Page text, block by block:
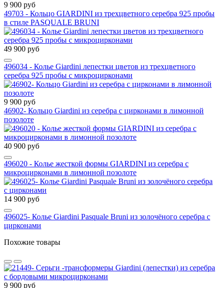
9 900 руб
49703 - Кольцо GIARDINI из трехцветного серебра 925 пробы
в стиле PASQUALE BRUNI
49 900 руб
496034 - Колье Giardini лепестки цветов из трехцветного
серебра 925 пробы с микроцирконами
9 900 руб
46902- Кольцо Giardini из серебра с цирконами в лимонной
позолоте
40 900 руб
496020 - Колье жесткой формы GIARDINI из серебра с
микроцирконами в лимонной позолоте
14 900 руб
496025- Колье Giardini Pasquale Bruni из золочёного серебра с
цирконами
Похожие товары
9 900 руб